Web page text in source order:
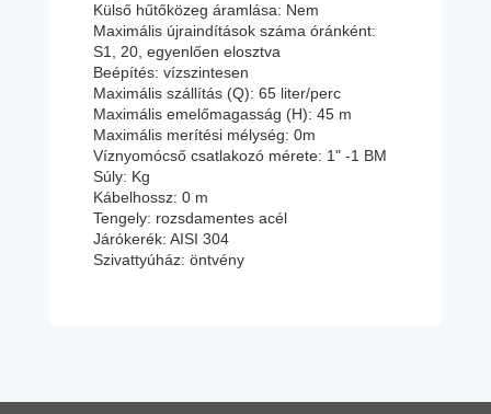
Külső hűtőközeg áramlása: Nem
Maximális újraindítások száma óránként:
S1, 20, egyenlően elosztva
Beépítés: vízszintesen
Maximális szállítás (Q): 65 liter/perc
Maximális emelőmagasság (H): 45 m
Maximális merítési mélység: 0m
Víznyomócső csatlakozó mérete: 1" -1 BM
Súly: Kg
Kábelhossz: 0 m
Tengely: rozsdamentes acél
Járókerék: AISI 304
Szivattyúház: öntvény